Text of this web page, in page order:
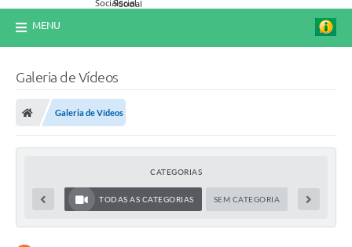
MENU
Galeria de Vídeos
Galeria de Vídeos
CATEGORIAS
TODAS AS CATEGORIAS SEM CATEGORIA